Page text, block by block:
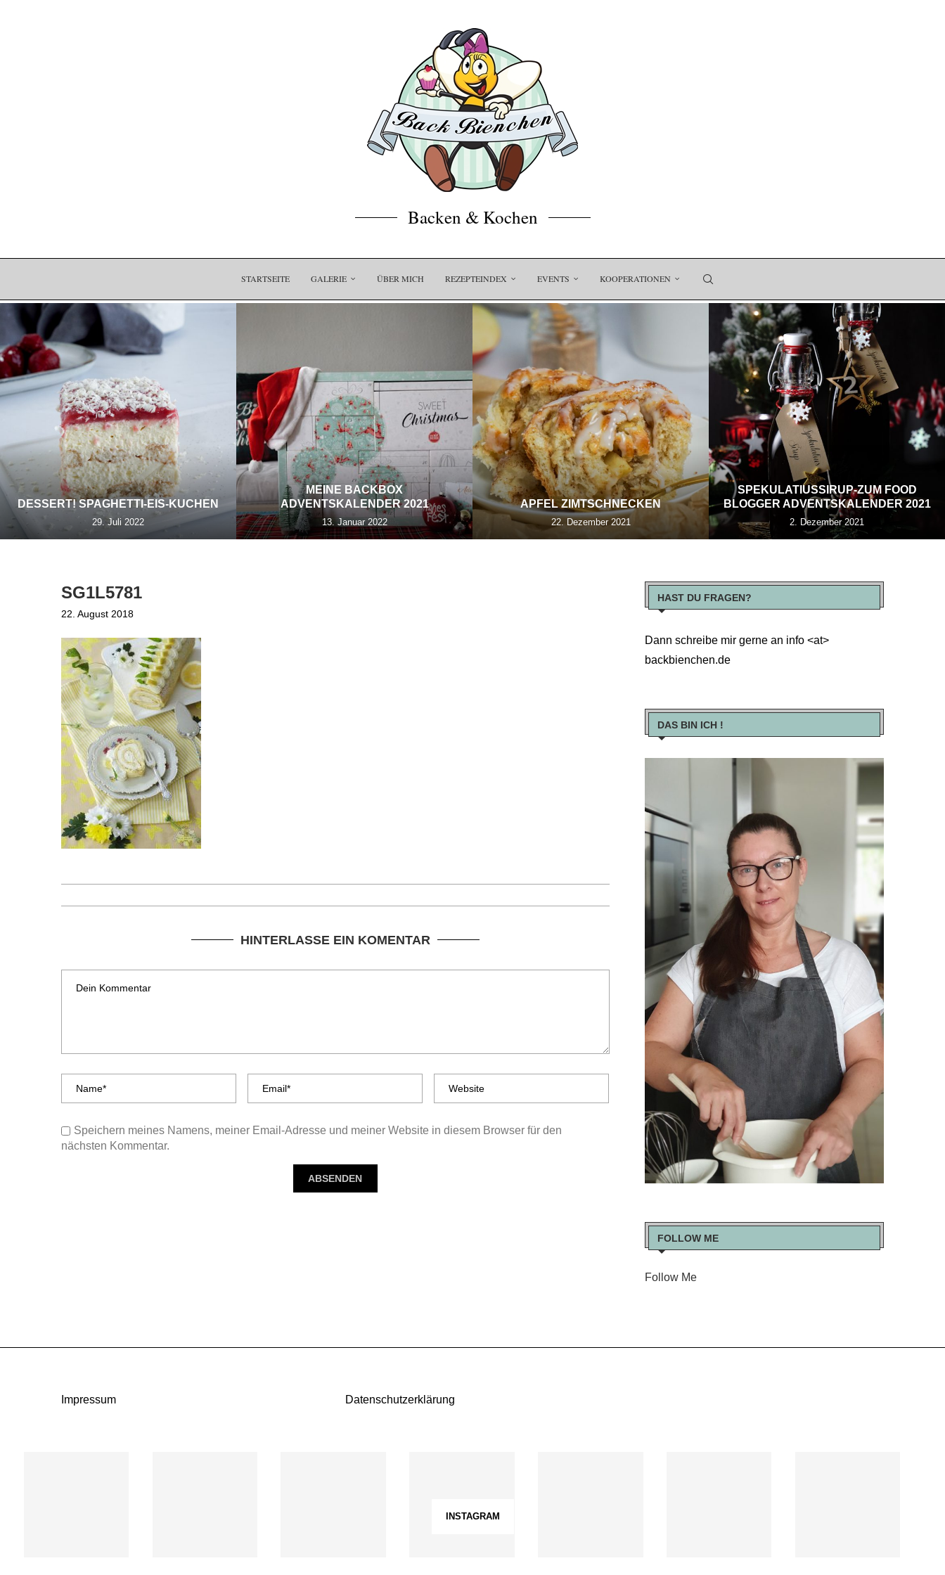
Backen & Kochen
STARTSEITE GALERIE ÜBER MICH REZEPTEINDEX EVENTS KOOPERATIONEN
DESSERT! SPAGHETTI-EIS-KUCHEN
29. Juli 2022
MEINE BACKBOX
ADVENTSKALENDER 2021
13. Januar 2022
APFEL ZIMTSCHNECKEN
22. Dezember 2021
SPEKULATIUSSIRUP-ZUM FOOD
BLOGGER ADVENTSKALENDER 2021
2. Dezember 2021
SG1L5781
22. August 2018
HINTERLASSE EIN KOMENTAR
Speichern meines Namens, meiner Email-Adresse und meiner Website in diesem Browser für den
nächsten Kommentar.
HAST DU FRAGEN?
Dann schreibe mir gerne an info <at>
backbienchen.de
DAS BIN ICH !
FOLLOW ME
Follow Me
Impressum Datenschutzerklärung
INSTAGRAM